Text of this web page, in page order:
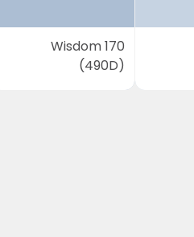
Wisdom 170
(490D)